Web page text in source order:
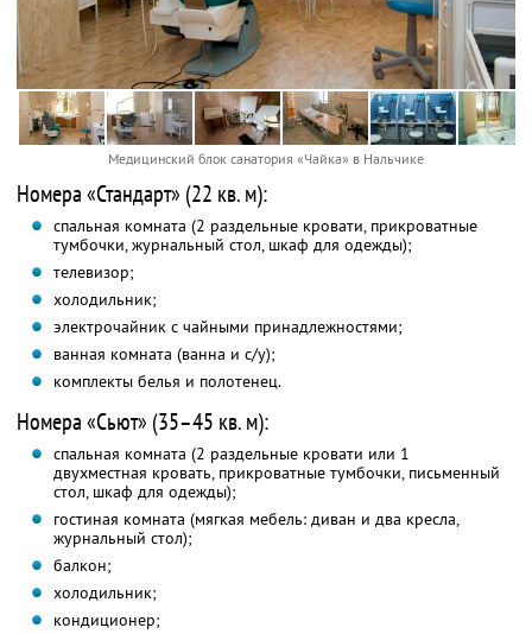
Медицинский блок санатория «Чайка» в Нальчике
Номера «Стандарт» (22 кв. м):
спальная комната (2 раздельные кровати, прикроватные
тумбочки, журнальный стол, шкаф для одежды);
телевизор;
холодильник;
электрочайник с чайными принадлежностями;
ванная комната (ванна и с/у);
комплекты белья и полотенец.
Номера «Сьют» (35–45 кв. м):
спальная комната (2 раздельные кровати или 1
двухместная кровать, прикроватные тумбочки, письменный
стол, шкаф для одежды);
гостиная комната (мягкая мебель: диван и два кресла,
журнальный стол);
балкон;
холодильник;
кондиционер;